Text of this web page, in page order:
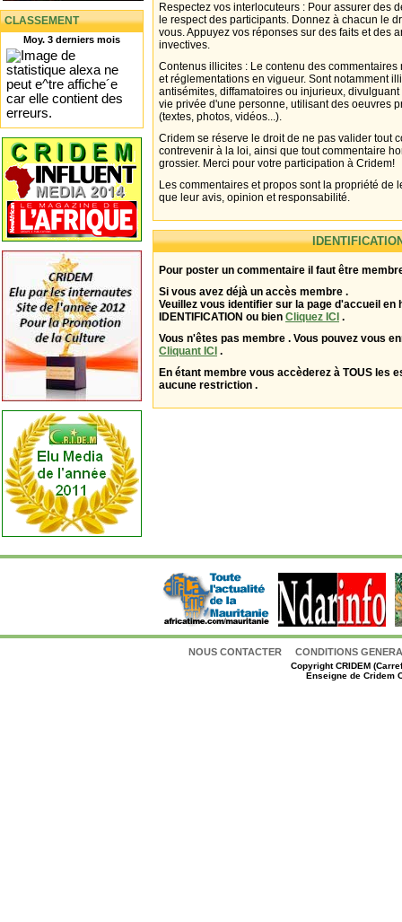
CLASSEMENT
Moy. 3 derniers mois
Respectez vos interlocuteurs : Pour assurer des
le respect des participants. Donnez à chacun le
vous. Appuyez vos réponses sur des faits et des
invectives.
Contenus illicites : Le contenu des
et réglementations en vigueur. Sont notamment
antisémites, diffamatoires ou injurieux,
vie privée d'une personne, utilisant des oeuvres
(textes, photos, vidéos...).
Cridem se réserve le droit de ne pas valider tout
contrevenir à la loi, ainsi que tout commentaire
grossier. Merci pour votre participation à Cridem!
Les commentaires et propos sont la propriété de
que leur avis, opinion et responsabilité.
Pour poster un commentaire il faut être
Si vous avez déjà un accès membre .
Veuillez vous identifier sur la page d'accueil en
IDENTIFICATION ou bien Cliquez ICI .
Vous n'êtes pas membre . Vous pouvez vous
Cliquant ICI .
En étant membre vous accèderez à TOUS les
aucune restriction .
NOUS CONTACTER CONDITIONS
CopyrightCRIDEM
Enseigne de Cridem